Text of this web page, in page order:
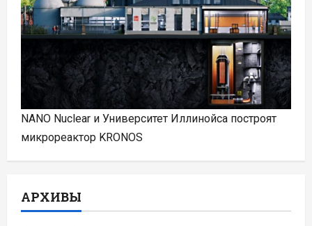
NANO Nuclear и Университет Иллинойса построят
микрореактор KRONOS
АРХИВЫ